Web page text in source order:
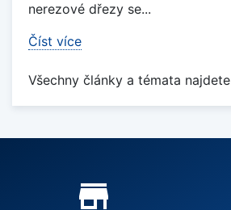
nerezové dřezy se...
Číst více
Všechny články a témata najdete
Proč nakupovat u nás?
store_mall_directory